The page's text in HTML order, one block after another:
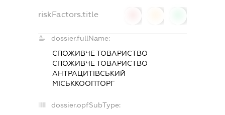
riskFactors.title
dossier.fullName:
СПОЖИВЧЕ ТОВАРИСТВО
СПОЖИВЧЕ ТОВАРИСТВО
АНТРАЦИТІВСЬКИЙ
МІСЬККООПТОРГ
dossier.opfSubType: